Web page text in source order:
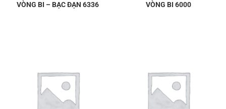
VÒNG BI – BẠC ĐẠN 6336 VÒNG BI 6000